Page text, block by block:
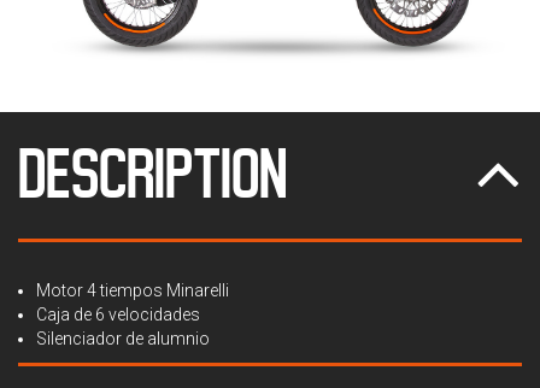
DESCRIPTION
Motor 4 tiempos Minarelli
Caja de 6 velocidades
Silenciador de alumnio